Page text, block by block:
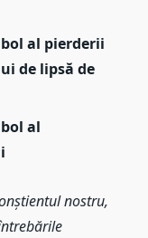
al pierderii
de lipsă de
al
nostru,